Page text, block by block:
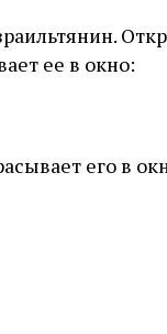
ее в окно:
его в